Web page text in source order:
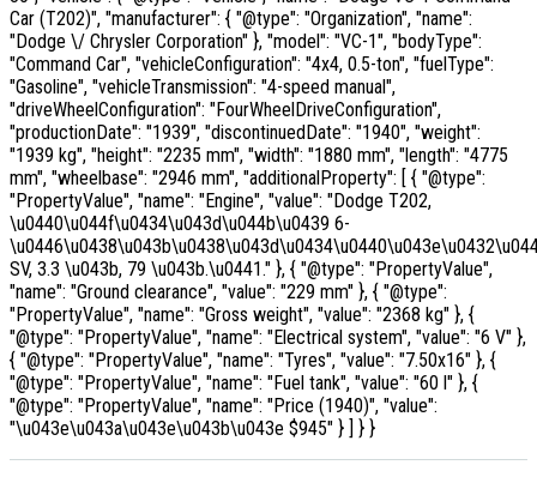
Car (T202)", "manufacturer": { "@type": "Organization", "name":
"Dodge \/ Chrysler Corporation" }, "model": "VC-1", "bodyType":
"Command Car", "vehicleConfiguration": "4x4, 0.5-ton", "fuelType":
"Gasoline", "vehicleTransmission": "4-speed manual",
"driveWheelConfiguration": "FourWheelDriveConfiguration",
"productionDate": "1939", "discontinuedDate": "1940", "weight":
"1939 kg", "height": "2235 mm", "width": "1880 mm", "length": "4775
mm", "wheelbase": "2946 mm", "additionalProperty": [ { "@type":
"PropertyValue", "name": "Engine", "value": "Dodge T202,
\u0440\u044f\u0434\u043d\u044b\u0439 6-
SV, 3.3 \u043b, 79 \u043b.\u0441." }, { "@type": "PropertyValue",
"name": "Ground clearance", "value": "229 mm" }, { "@type":
"PropertyValue", "name": "Gross weight", "value": "2368 kg" }, {
"@type": "PropertyValue", "name": "Electrical system", "value": "6 V" },
{ "@type": "PropertyValue", "name": "Tyres", "value": "7.50x16" }, {
"@type": "PropertyValue", "name": "Fuel tank", "value": "60 l" }, {
"@type": "PropertyValue", "name": "Price (1940)", "value":
"\u043e\u043a\u043e\u043b\u043e $945" } ] } }